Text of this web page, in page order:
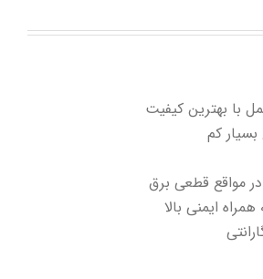
با بهترین کیفیت
کم
در مواقع قطعی برق
ایمنی بالا